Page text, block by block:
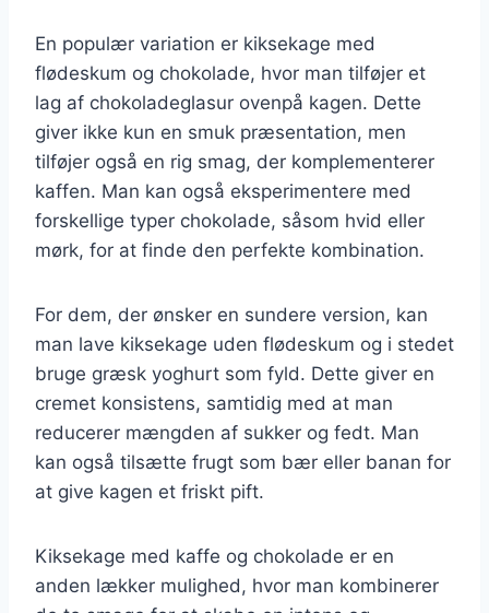
En populær variation er kiksekage med
flødeskum og chokolade, hvor man tilføjer et
lag af chokoladeglasur ovenpå kagen. Dette
giver ikke kun en smuk præsentation, men
tilføjer også en rig smag, der komplementerer
kaffen. Man kan også eksperimentere med
forskellige typer chokolade, såsom hvid eller
mørk, for at finde den perfekte kombination.
For dem, der ønsker en sundere version, kan
man lave kiksekage uden flødeskum og i stedet
bruge græsk yoghurt som fyld. Dette giver en
cremet konsistens, samtidig med at man
reducerer mængden af sukker og fedt. Man
kan også tilsætte frugt som bær eller banan for
at give kagen et friskt pift.
Kiksekage med kaffe og chokolade er en
anden lækker mulighed, hvor man kombinerer